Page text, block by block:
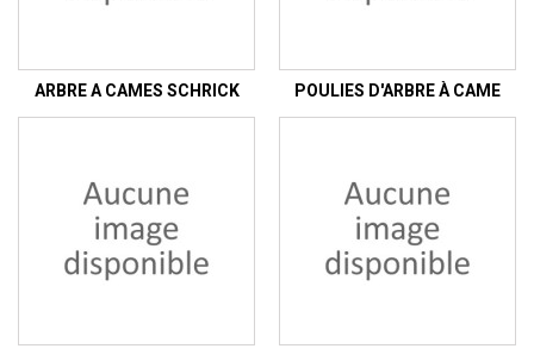
ARBRE A CAMES SCHRICK POULIES D'ARBRE À CAME